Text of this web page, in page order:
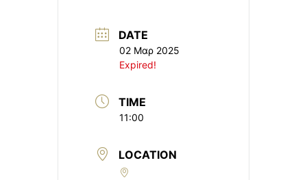
DATE
02 Μαρ 2025
Expired!
TIME
11:00
LOCATION